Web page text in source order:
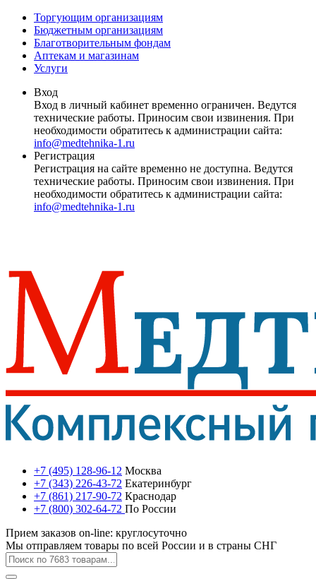
Торгующим организациям
Бюджетным организациям
Благотворительным фондам
Аптекам и магазинам
Услуги
Вход
Вход в личный кабинет временно ограничен. Ведутся
технические работы. Приносим свои извинения. При
необходимости обратитесь к администрации сайта:
info@medtehnika-1.ru
Регистрация
Регистрация на сайте временно не доступна. Ведутся
технические работы. Приносим свои извинения. При
необходимости обратитесь к администрации сайта:
info@medtehnika-1.ru
+7 (495) 128-96-12 Москва
+7 (343) 226-43-72 Екатеринбург
+7 (861) 217-90-72 Краснодар
+7 (800) 302-64-72 По России
Прием заказов on-line: круглосуточно
Мы отправляем товары по всей России и в страны СНГ